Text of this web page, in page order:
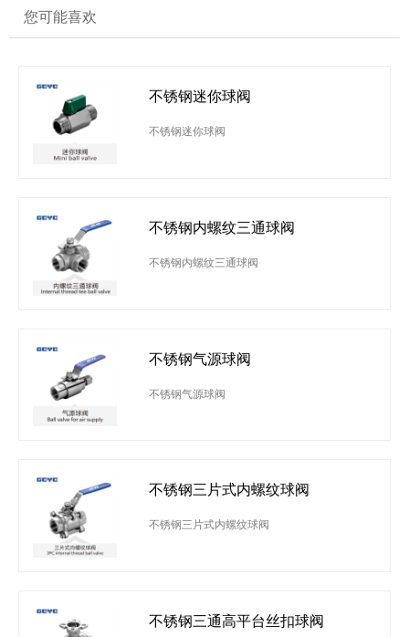
您可能喜欢
不锈钢迷你球阀
不锈钢迷你球阀
不锈钢内螺纹三通球阀
不锈钢内螺纹三通球阀
不锈钢气源球阀
不锈钢气源球阀
不锈钢三片式内螺纹球阀
不锈钢三片式内螺纹球阀
不锈钢三通高平台丝扣球阀